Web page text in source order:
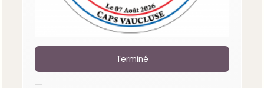
Terminé
—